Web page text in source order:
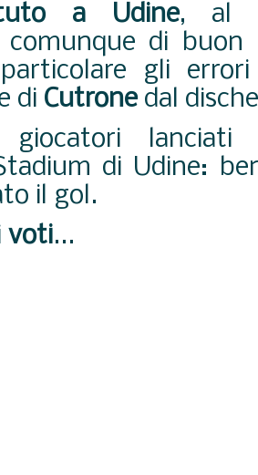
a Udine, al
comunque di buon
gli
di Cutronedal
giocatori lanciati
di Udine:
il gol.
voti...